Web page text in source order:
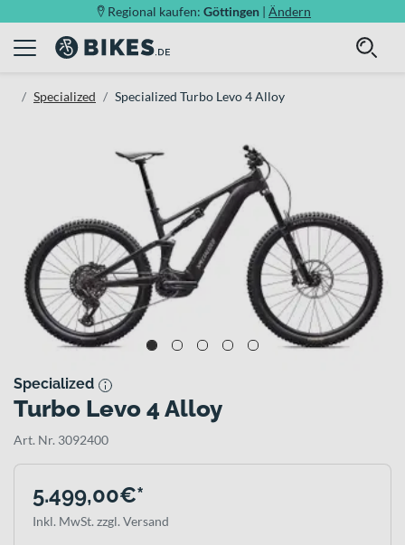
Regional kaufen: Göttingen | Ändern
Specialized Specialized Turbo Levo 4 Alloy
Specialized
Turbo Levo 4 Alloy
Art. Nr. 3092400
5.499,00€*
Inkl. MwSt. zzgl. Versand